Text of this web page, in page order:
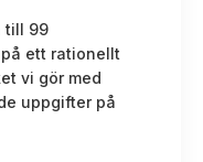
till 99
ett rationellt
vi gör med
uppgifter på